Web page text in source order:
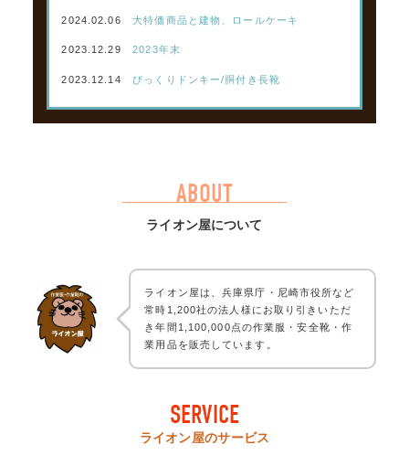
2024.02.06 大特価商品と建物、ロールケーキ
2023.12.29 2023年末
2023.12.14 びっくりドンキー/胴付き長靴
ABOUT
ライオン屋について
ライオン屋は、兵庫県庁・尼崎市役所など
常時1,200社の法人様にお取り引きいただ
き年間1,100,000点の作業服・安全靴・作
業用品を販売しています。
SERVICE
ライオン屋のサービス